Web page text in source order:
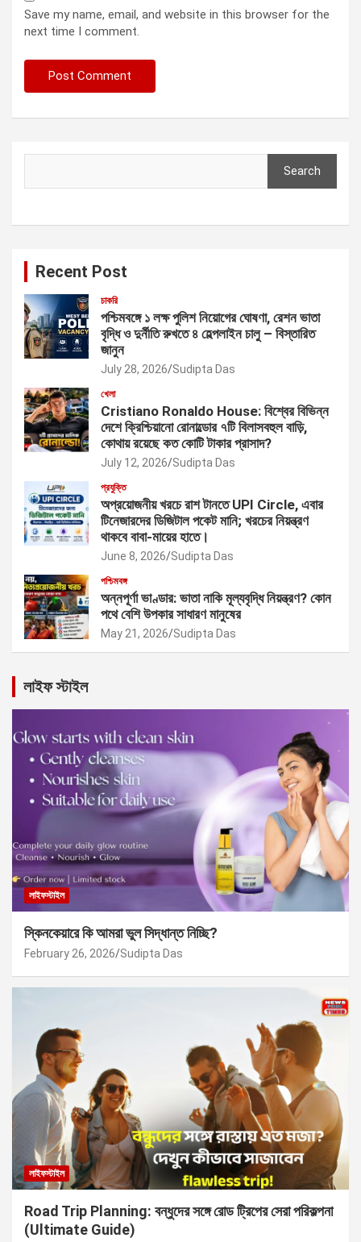
Save my name, email, and website in this browser for the
next time I comment.
Search
Recent Post
চাকরি
পশ্চিমবঙ্গে ১ লক্ষ পুলিশ নিয়োগের ঘোষণা, রেশন ভাতা
বৃদ্ধি ও দুর্নীতি রুখতে ৪ হেল্পলাইন চালু – বিস্তারিত
জানুন
July 28, 2026 Sudipta Das
খেলা
Cristiano Ronaldo House: বিশ্বের বিভিন্ন
দেশে ক্রিশ্চিয়ানো রোনাল্ডোর ৭টি বিলাসবহুল বাড়ি,
কোথায় রয়েছে কত কোটি টাকার প্রাসাদ?
July 12, 2026 Sudipta Das
প্রযুক্তি
অপ্রয়োজনীয় খরচে রাশ টানতে UPI Circle, এবার
টিনেজারদের ডিজিটাল পকেট মানি; খরচের নিয়ন্ত্রণ
থাকবে বাবা-মায়ের হাতে।
June 8, 2026 Sudipta Das
পশ্চিমবঙ্গ
অন্নপূর্ণা ভাণ্ডার: ভাতা নাকি মূল্যবৃদ্ধি নিয়ন্ত্রণ? কোন
পথে বেশি উপকার সাধারণ মানুষের
May 21, 2026 Sudipta Das
লাইফ স্টাইল
লাইফস্টাইল
স্কিনকেয়ারে কি আমরা ভুল সিদ্ধান্ত নিচ্ছি?
February 26, 2026 Sudipta Das
লাইফস্টাইল
Road Trip Planning: বন্ধুদের সঙ্গে রোড ট্রিপের সেরা পরিকল্পনা
(Ultimate Guide)